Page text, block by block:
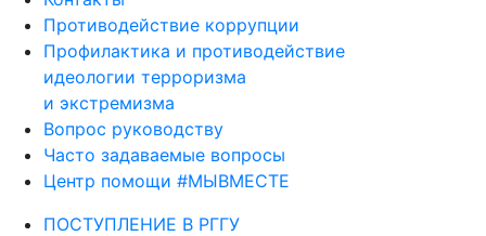
Противодействие коррупции
Профилактика и противодействие
идеологии терроризма
и экстремизма
Вопрос руководству
Часто задаваемые вопросы
Центр помощи #МЫВМЕСТЕ
ПОСТУПЛЕНИЕ В РГГУ